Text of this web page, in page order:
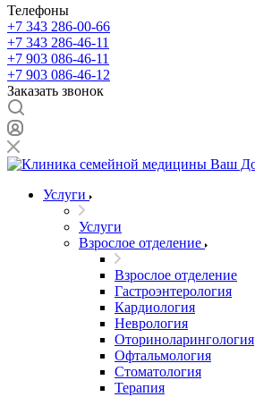
Телефоны
+7 343 286-00-66
+7 343 286-46-11
+7 903 086-46-11
+7 903 086-46-12
Заказать звонок
Услуги
Услуги
Взрослое отделение
Взрослое отделение
Гастроэнтерология
Кардиология
Неврология
Оториноларингология
Офтальмология
Стоматология
Терапия